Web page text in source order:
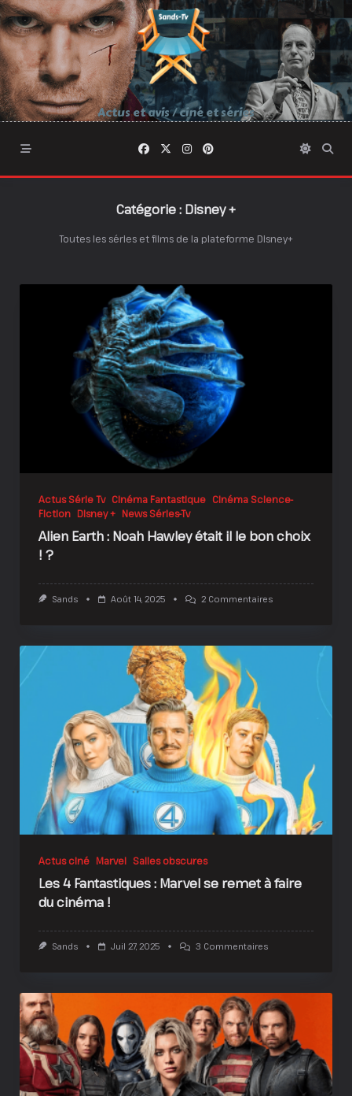
Skip
to
content
Actus et avis / ciné et séries
Catégorie : Disney +
Toutes les séries et films de la plateforme Disney+
Actus Série Tv Cinéma Fantastique Cinéma Science-
Fiction Disney + News Séries-Tv
Alien Earth : Noah Hawley était il le bon choix
! ?
Sands Août 14, 2025 2 CommentairesSur
Noah
?
Actus ciné Marvel Salles obscures
Les 4 Fantastiques : Marvel se remet à faire
du cinéma !
Sands Juil 27, 2025 3 CommentairesSur
:
Marvel
Se
Remet
À
Faire
Du
Cinéma
!